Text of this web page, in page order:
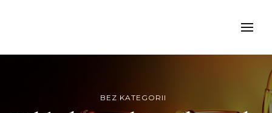
BEZ KATEGORII